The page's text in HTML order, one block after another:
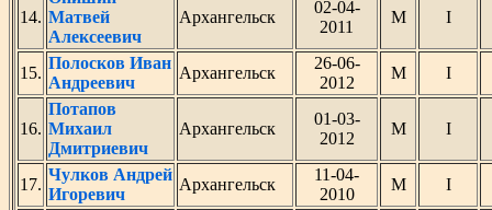
14. Матвей
Алексеевич
Архангельск
02-04-
2011
М I
15.
Полосков Иван
Андреевич
Архангельск
26-06-
2012
М I
16.
Потапов
Михаил
Дмитриевич
Архангельск
01-03-
2012
М I
17.
Чулков Андрей
Игоревич
Архангельск
11-04-
2010
М I